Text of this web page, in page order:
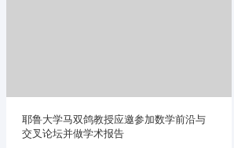
耶鲁大学马双鸽教授应邀参加数学前沿与
交叉论坛并做学术报告